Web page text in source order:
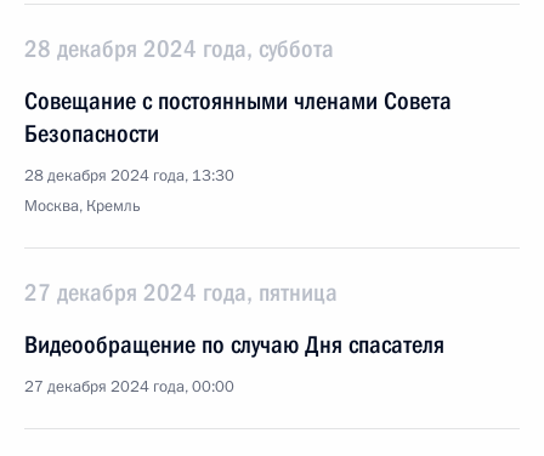
28 декабря 2024 года, суббота
Совещание с постоянными членами Совета
Безопасности
28 декабря 2024 года, 13:30
Москва, Кремль
27 декабря 2024 года, пятница
Видеообращение по случаю Дня спасателя
27 декабря 2024 года, 00:00